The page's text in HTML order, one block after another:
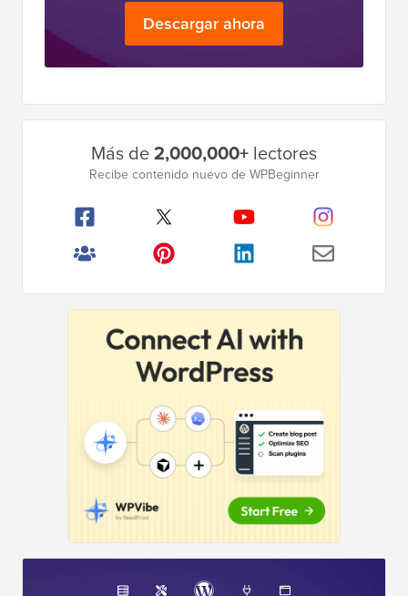
Descargar ahora
Más de2,000,000+ lectores
Recibe contenido nuevo de WPBeginner